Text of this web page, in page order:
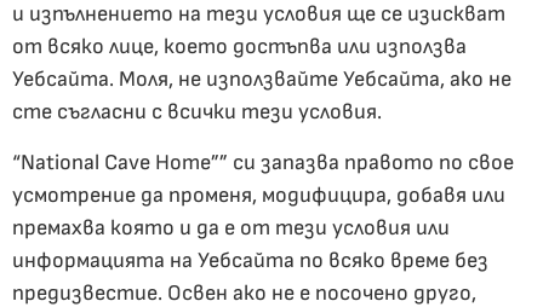
и изпълнението на тези условия ще се изискват
от всяко лице, което достъпва или използва
Уебсайта. Моля, не използвайте Уебсайта, ако не
сте съгласни с всички тези условия.
“National Cave Home”” си запазва правото по свое
усмотрение да променя, модифицира, добавя или
премахва която и да е от тези условия или
информацията на Уебсайта по всяко време без
предизвестие. Освен ако не е посочено друго,